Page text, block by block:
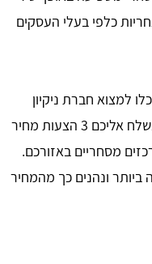
כלפי בעלי העסקים
למצוא חברת ניקיון
מתאימה במחיר אטרקטיבי. צרו קשר ונשלח אליכם 3 הצעות מחיר
מסחריים באזורכם.
ביותר ונהנים כך מהמחיר